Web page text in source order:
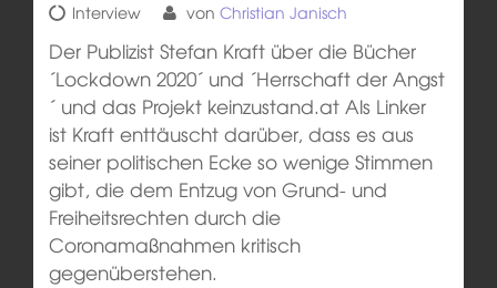
Interview von Christian Janisch
Der Publizist Stefan Kraft über die Bücher
´Lockdown 2020´ und ´Herrschaft der Angst
´ und das Projekt keinzustand.at Als Linker
ist Kraft enttäuscht darüber, dass es aus
seiner politischen Ecke so wenige Stimmen
gibt, die dem Entzug von Grund- und
Freiheitsrechten durch die
Coronamaßnahmen kritisch
gegenüberstehen.